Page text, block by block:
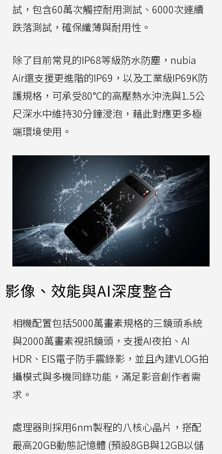
試，包含60萬次觸控耐用測試、6000次連續
跌落測試，確保纖薄與耐用性。
除了目前常見的IP68等級防水防塵，nubia
Air還支援更進階的IP69，以及工業級IP69K防
護規格，可承受80°C的高壓熱水沖洗與1.5公
尺深水中維持30分鐘浸泡，藉此對應更多極
端環境使用。
影像、效能與AI深度整合
相機配置包括5000萬畫素規格的三鏡頭系統
與2000萬畫素視訊鏡頭，支援AI夜拍、AI
HDR、EIS電子防手震錄影，並且內建VLOG拍
攝模式與多機同錄功能，滿足影音創作者需
求。
處理器則採用6nm製程的八核心晶片，搭配
最高20GB動態記憶體 (預設8GB與12GB以儲